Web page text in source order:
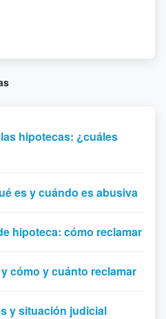
hipotecas: ¿cuáles
es y cuándo es abusiva
hipoteca: cómo reclamar
cómo y cuánto reclamar
y situación judicial